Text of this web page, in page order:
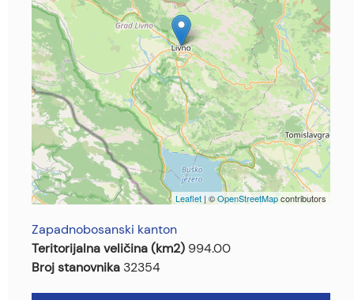
Leaflet | ©OpenStreetMapcontributors
Zapadnobosanski kanton
Teritorijalna veličina (km2) 994.00
Broj stanovnika 32354